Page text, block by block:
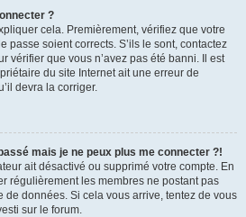
?
cela. Premièrement, vérifiez que votre
passe soient corrects. S’ils le sont, contactez
vérifier que vous n’avez pas été banni. Il est
du site Internet ait une erreur de
devra la corriger.
mais je ne peux plus me connecter ?!
ait désactivé ou supprimé votre compte. En
régulièrement les membres ne postant pas
données. Si cela vous arrive, tentez de vous
sur le forum.